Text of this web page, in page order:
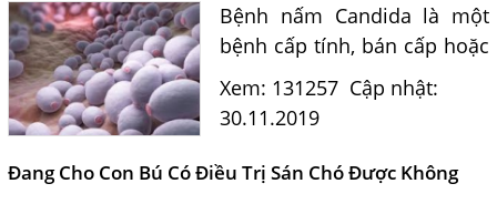
Bệnh nấm Candida là một
bệnh cấp tính, bán cấp hoặc
mạn tính do nấm men thuộc
giống Candida, hầu hết
albicans....
Xem: 131257 Cập nhật:
30.11.2019
Đang Cho Con Bú Có Điều Trị Sán Chó Được Không
Một Số Điều Cần Biết Về Ký Sinh Trùng Demodex Trên Da
Người
Nguyên Nhân Và Tác Hại Của Bệnh Giun Chỉ Bạch Huyết
Chẩn Đoán Và Điều Trị Bệnh Echinococcus
Những Điều Cần Biết Về Giun Hình Ống